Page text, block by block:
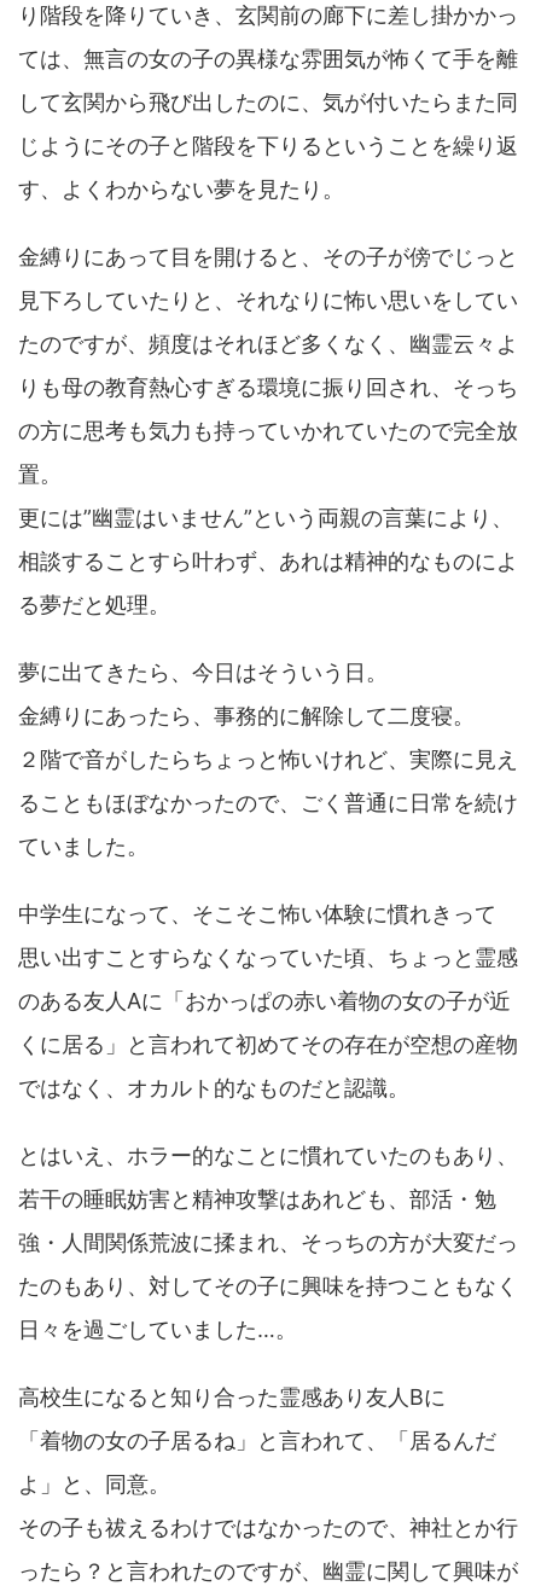
り階段を降りていき、玄関前の廊下に差し掛かかっ
ては、無言の女の子の異様な雰囲気が怖くて手を離
して玄関から飛び出したのに、気が付いたらまた同
じようにその子と階段を下りるということを繰り返
す、よくわからない夢を見たり。
金縛りにあって目を開けると、その子が傍でじっと
見下ろしていたりと、それなりに怖い思いをしてい
たのですが、頻度はそれほど多くなく、幽霊云々よ
りも母の教育熱心すぎる環境に振り回され、そっち
の方に思考も気力も持っていかれていたので完全放
置。
更には”幽霊はいません”という両親の言葉により、
相談することすら叶わず、あれは精神的なものによ
る夢だと処理。
夢に出てきたら、今日はそういう日。
金縛りにあったら、事務的に解除して二度寝。
２階で音がしたらちょっと怖いけれど、実際に見え
ることもほぼなかったので、ごく普通に日常を続け
ていました。
中学生になって、そこそこ怖い体験に慣れきって
思い出すことすらなくなっていた頃、ちょっと霊感
のある友人Aに「おかっぱの赤い着物の女の子が近
くに居る」と言われて初めてその存在が空想の産物
ではなく、オカルト的なものだと認識。
とはいえ、ホラー的なことに慣れていたのもあり、
若干の睡眠妨害と精神攻撃はあれども、部活・勉
強・人間関係荒波に揉まれ、そっちの方が大変だっ
たのもあり、対してその子に興味を持つこともなく
日々を過ごしていました…。
高校生になると知り合った霊感あり友人Bに
「着物の女の子居るね」と言われて、「居るんだ
よ」と、同意。
その子も祓えるわけではなかったので、神社とか行
ったら？と言われたのですが、幽霊に関して興味が